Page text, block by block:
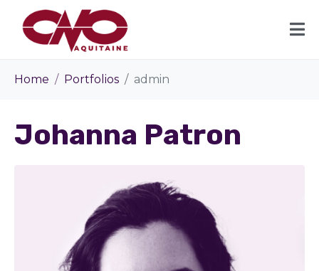
Home Portfolios admin
Johanna Patron